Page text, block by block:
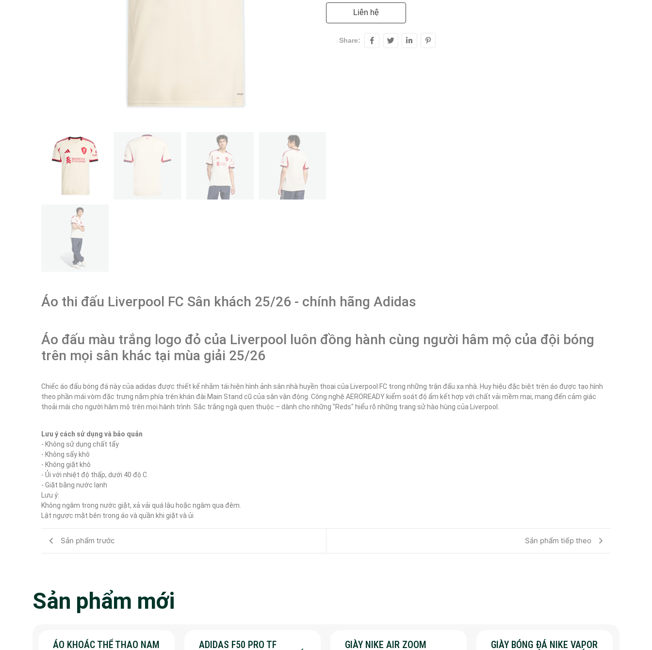
Liên hệ
Share:
Áo thi đấu Liverpool FC Sân khách 25/26 - chính hãng Adidas
Áo đấu màu trắng logo đỏ của Liverpool luôn đồng hành cùng người hâm mộ của đội bóng
trên mọi sân khác tại mùa giải 25/26
Chiếc áo đấu bóng đá này của adidas được thiết kế nhằm tái hiện hình ảnh sân nhà huyền thoại của Liverpool FC trong những trận đấu xa nhà. Huy hiệu đặc biệt trên áo được tạo hình
theo phần mái vòm đặc trưng nằm phía trên khán đài Main Stand cũ của sân vận động. Công nghệ AEROREADY kiểm soát độ ẩm kết hợp với chất vải mềm mại, mang đến cảm giác
thoải mái cho người hâm mộ trên mọi hành trình. Sắc trắng ngà quen thuộc – dành cho những "Reds" hiểu rõ những trang sử hào hùng của Liverpool.
Lưu ý cách sử dụng và bảo quản
- Không sử dụng chất tẩy
- Không sấy khô
- Không giặt khô
- Ủi với nhiệt độ thấp, dưới 40 độ C
- Giặt bằng nước lạnh
Lưu ý:
Không ngâm trong nước giặt, xả vải quá lâu hoặc ngâm qua đêm.
Lật ngược mặt bên trong áo và quần khi giặt và ủi
Sản phẩm trước Sản phẩm tiếp theo
Sản phẩm mới
ÁO KHOÁC THỂ THAO NAM
ADIDAS F50 PRO TF
GIÀY NIKE AIR ZOOM
GIÀY BÓNG ĐÁ NIKE VAPOR